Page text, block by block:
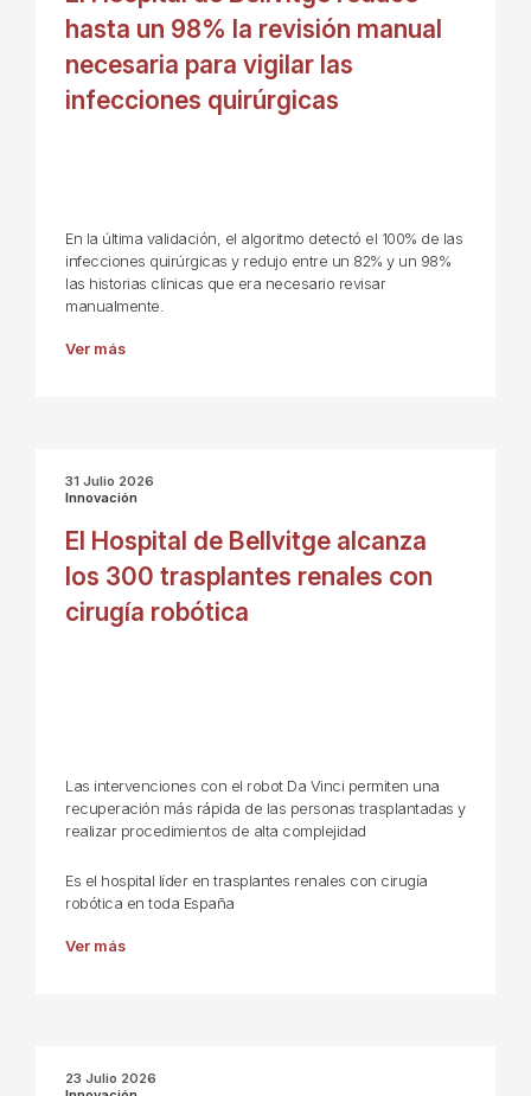
hasta un 98% la revisión manual
necesaria para vigilar las
infecciones quirúrgicas
En la última validación, el algoritmo detectó el 100% de las
infecciones quirúrgicas y redujo entre un 82% y un 98%
las historias clínicas que era necesario revisar
manualmente.
Ver más
31 Julio 2026
Innovación
El Hospital de Bellvitge alcanza
los 300 trasplantes renales con
cirugía robótica
Las intervenciones con el robot Da Vinci permiten una
recuperación más rápida de las personas trasplantadas y
realizar procedimientos de alta complejidad
Es el hospital líder en trasplantes renales con cirugía
robótica en toda España
Ver más
23 Julio 2026